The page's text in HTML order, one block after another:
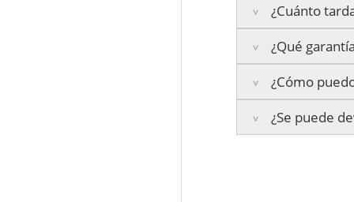
¿Cuánto
Península:
Islas Baleares:El
Los plazos
¿Qué
La garantía varía
3 años de
2 años de
Todas nuestras
¿Cómo
Te enviaremos un
en todo momento.
¿Se puede